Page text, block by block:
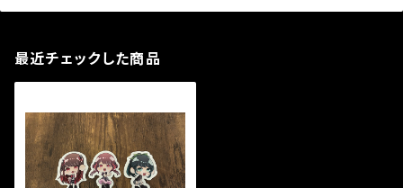
最近チェックした商品